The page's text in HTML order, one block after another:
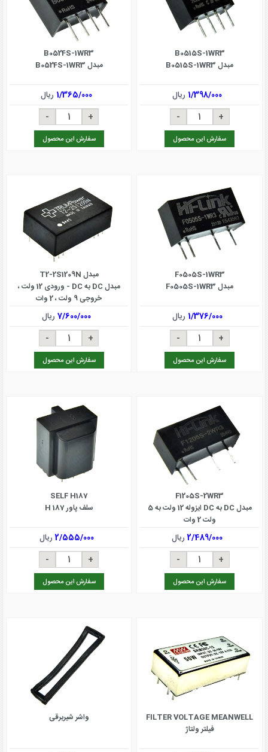
B0515S-1WR3
مبدل B0515S-1WR3
1/398/000 ریال
سفارش این محصول
B0524S-1WR3
مبدل B0524S-1WR3
1/365/000 ریال
سفارش این محصول
F0505S-1WR3
مبدل F0505S-1WR3
1/376/000 ریال
سفارش این محصول
مبدل T2-2S1209N
مبدل DC به DC - ورودی 12 ولت ،
خروجی 9 ولت ، 2 وات
7/600/000ریال
سفارش این محصول
F1205S-2WR3
مبدل DC به DC ایزوله 12 ولت به 5
ولت 2 وات
2/489/000ریال
سفارش این محصول
SELF H187
سلف پاور H 187
2/555/000ریال
سفارش این محصول
FILTER VOLTAGE MEANWELL
فیلتر ولتاژ
واشر شیربرقی